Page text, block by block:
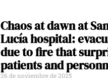
Chaos at dawn at
Lucía hospital:
due to fire that
patients and
26 de noviembre de 2025